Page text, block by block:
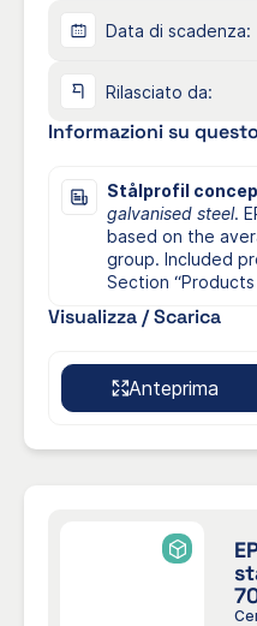
Data di scadenza:
Rilasciato da:
Informazioni su
Stålprofil
galvanised steel.
based on the
group. Included
Section
Visualizza / Scarica
Anteprima